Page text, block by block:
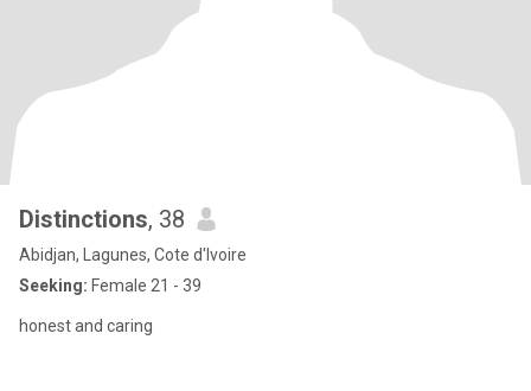
Distinctions, 38
Abidjan, Lagunes, Cote d'Ivoire
Seeking: Female 21 - 39
honest and caring